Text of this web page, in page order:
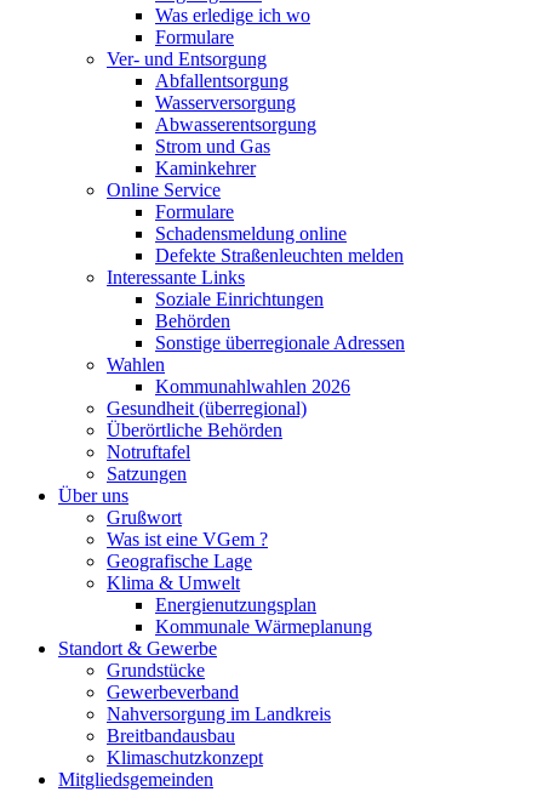
Was erledige ich wo
Formulare
Ver- und Entsorgung
Abfallentsorgung
Wasserversorgung
Abwasserentsorgung
Strom und Gas
Kaminkehrer
Online Service
Formulare
Schadensmeldung online
Defekte Straßenleuchten melden
Interessante Links
Soziale Einrichtungen
Behörden
Sonstige überregionale Adressen
Wahlen
Kommunahlwahlen 2026
Gesundheit (überregional)
Überörtliche Behörden
Notruftafel
Satzungen
Über uns
Grußwort
Was ist eine VGem ?
Geografische Lage
Klima & Umwelt
Energienutzungsplan
Kommunale Wärmeplanung
Standort & Gewerbe
Grundstücke
Gewerbeverband
Nahversorgung im Landkreis
Breitbandausbau
Klimaschutzkonzept
Mitgliedsgemeinden